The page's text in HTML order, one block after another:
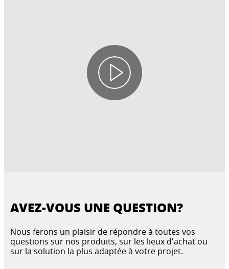
AVEZ-VOUS UNE QUESTION?
Nous ferons un plaisir de répondre à toutes vos
questions sur nos produits, sur les lieux d'achat ou
sur la solution la plus adaptée à votre projet.